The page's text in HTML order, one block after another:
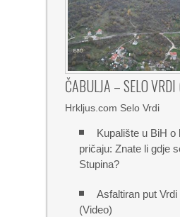
ČABULJA – SELO
Hrkljus.com Selo Vrdi
Kupalište u BiH o
pričaju: Znate li gdje
Stupina?
Asfaltiran put
(Video)